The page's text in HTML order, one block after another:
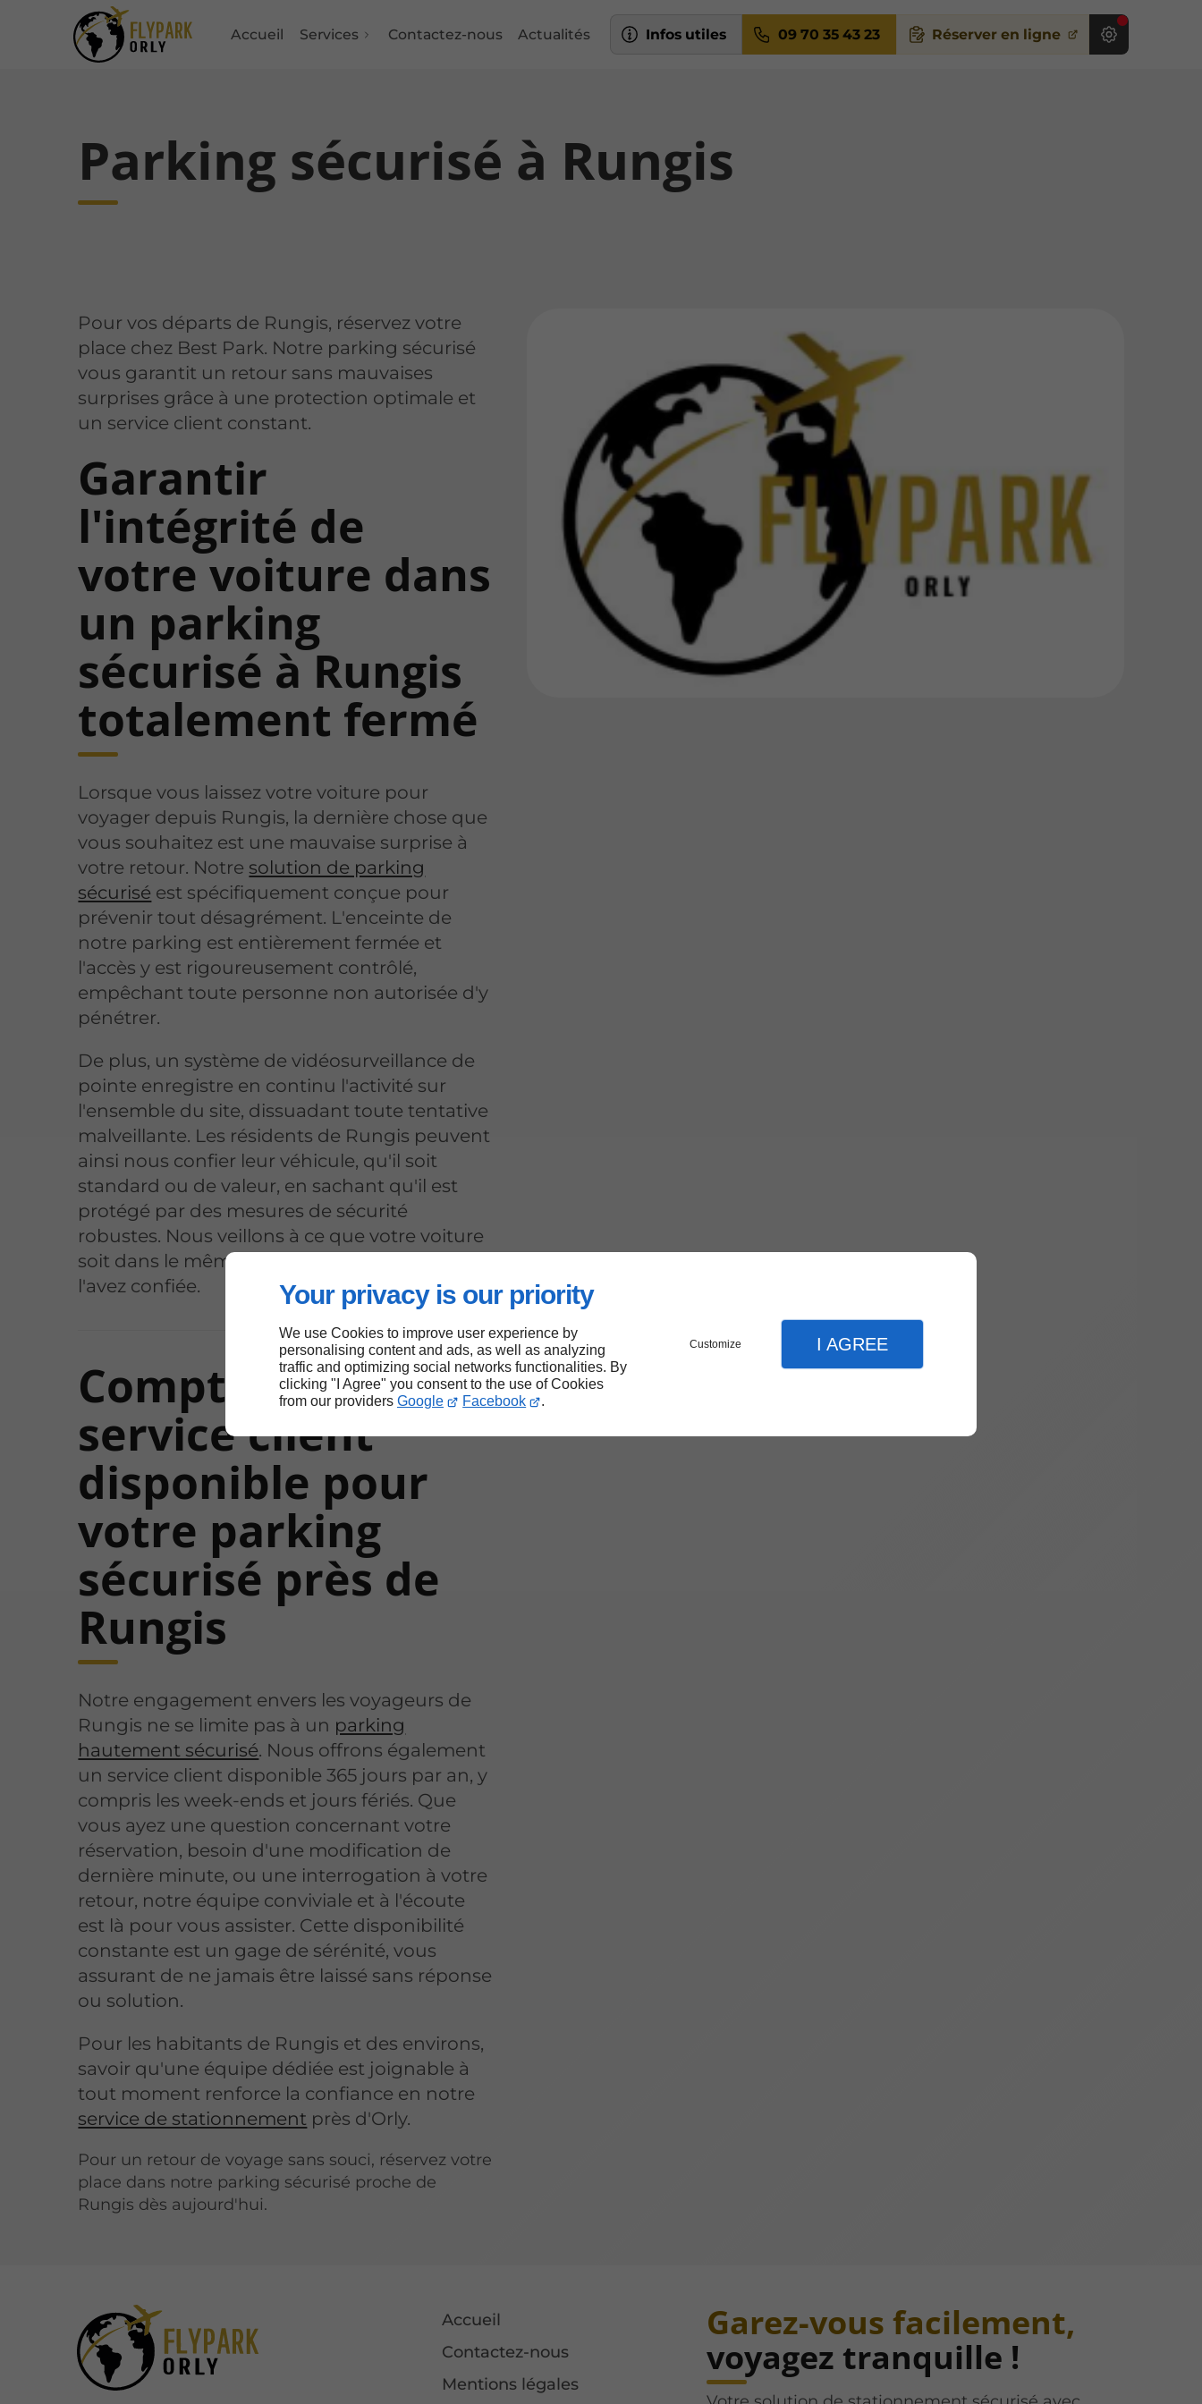
Your privacy is our priority
We use Cookies to improve user experience by
personalising content and ads, as well as analyzing
traffic and optimizing social networks functionalities. By
clicking "I Agree" you consent to the use of Cookies
from our providers Google Facebook .
Customize I AGREE
Accueil Services Contactez-nous Actualités Infos utiles 09 70 35 43 23 Réserver en ligne
Parking sécurisé à Rungis
Pour vos départs de Rungis, réservez votre
place chez Best Park. Notre parking sécurisé
vous garantit un retour sans mauvaises
surprises grâce à une protection optimale et
un service client constant.
Garantir
l'intégrité de
votre voiture dans
un parking
sécurisé à Rungis
totalement fermé
Lorsque vous laissez votre voiture pour
voyager depuis Rungis, la dernière chose que
vous souhaitez est une mauvaise surprise à
votre retour. Notre solution de parking
sécurisé est spécifiquement conçue pour
prévenir tout désagrément. L'enceinte de
notre parking est entièrement fermée et
l'accès y est rigoureusement contrôlé,
empêchant toute personne non autorisée d'y
pénétrer.
De plus, un système de vidéosurveillance de
pointe enregistre en continu l'activité sur
l'ensemble du site, dissuadant toute tentative
malveillante. Les résidents de Rungis peuvent
ainsi nous confier leur véhicule, qu'il soit
standard ou de valeur, en sachant qu'il est
protégé par des mesures de sécurité
robustes. Nous veillons à ce que votre voiture
soit dans le même état que lorsque vous nous
l'avez confiée.
Compter sur un
service client
disponible pour
votre parking
sécurisé près de
Rungis
Notre engagement envers les voyageurs de
Rungis ne se limite pas à un parking
hautement sécurisé. Nous offrons également
un service client disponible 365 jours par an, y
compris les week-ends et jours fériés. Que
vous ayez une question concernant votre
réservation, besoin d'une modification de
dernière minute, ou une interrogation à votre
retour, notre équipe conviviale et à l'écoute
est là pour vous assister. Cette disponibilité
constante est un gage de sérénité, vous
assurant de ne jamais être laissé sans réponse
ou solution.
Pour les habitants de Rungis et des environs,
savoir qu'une équipe dédiée est joignable à
tout moment renforce la confiance en notre
service de stationnement près d'Orly.
Pour un retour de voyage sans souci, réservez votre
place dans notre parking sécurisé proche de
Rungis dès aujourd'hui.
Accueil
Contactez-nous
Mentions légales
Garez-vous facilement,
voyagez tranquille !